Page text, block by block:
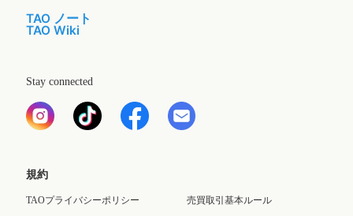
TAO ノート
TAO Wiki
Stay connected
規約
TAOプライバシーポリシー 売買取引基本ルール